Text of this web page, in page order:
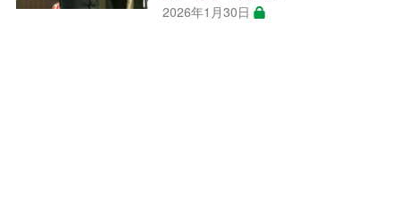
2026年1月30日